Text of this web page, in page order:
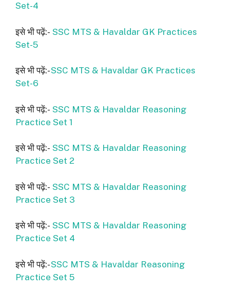
Set-4
इसे भी पढ़ें:- SSC MTS & Havaldar GK Practices
Set-5
इसे भी पढ़ें:-SSC MTS & Havaldar GK Practices
Set-6
इसे भी पढ़ें:- SSC MTS & Havaldar Reasoning
Practice Set 1
इसे भी पढ़ें:- SSC MTS & Havaldar Reasoning
Practice Set 2
इसे भी पढ़ें:- SSC MTS & Havaldar Reasoning
Practice Set 3
इसे भी पढ़ें:- SSC MTS & Havaldar Reasoning
Practice Set 4
इसे भी पढ़ें:-SSC MTS & Havaldar Reasoning
Practice Set 5